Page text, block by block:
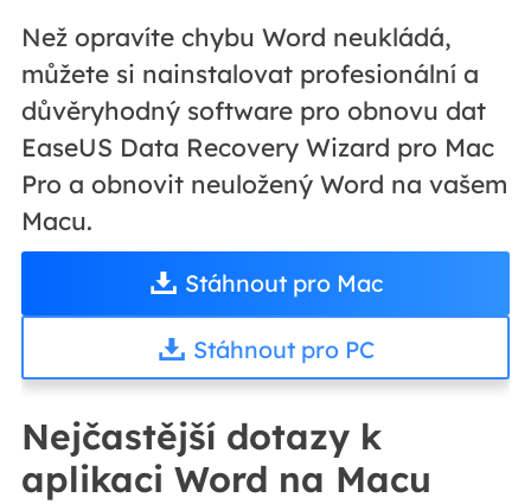
Než opravíte chybu Word neukládá,
můžete si nainstalovat profesionální a
důvěryhodný software pro obnovu dat
EaseUS Data Recovery Wizard pro Mac
Pro a obnovit neuložený Word na vašem
Macu.
Stáhnout pro Mac
Stáhnout pro PC
Nejčastější dotazy k
aplikaci Word na Macu